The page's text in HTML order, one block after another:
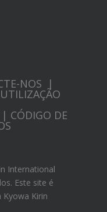
NOS |
| CÓDIGO DE
International
Este site é
Kyowa Kirin